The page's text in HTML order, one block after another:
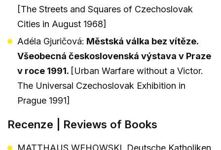
[The Streets and Squares of Czechoslovak
Cities in August 1968]
Adéla Gjuričová: Městská válka bez vítěze.
Všeobecná československá výstava v Praze
v roce 1991. [Urban Warfare without a Victor.
The Universal Czechoslovak Exhibition in
Prague 1991]
Recenze | Reviews of Books
MATTHAUS WEHOWSKI, Deutsche Katholiken